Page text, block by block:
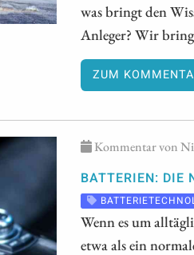
was bringt den
Anleger? Wir
ZUM
Kommentar von
BATTERIEN: DIE
Wenn es um
etwa als ein